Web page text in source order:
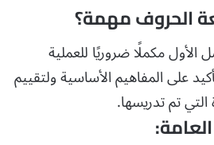
الحروف مهمة؟
مكملًا ضروريًا للعملية
على المفاهيم الأساسية ولتقييم
تم تدريسها.